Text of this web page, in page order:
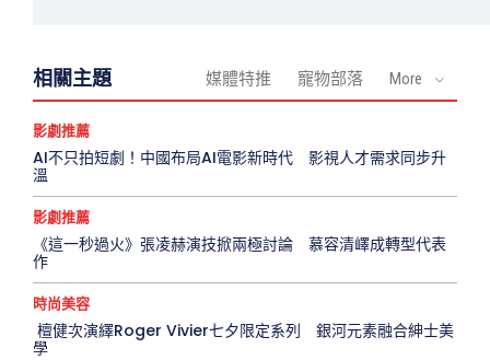
相關主題 媒體特推 寵物部落 More
影劇推薦
AI不只拍短劇！中國布局AI電影新時代 影視人才需求同步升
溫
影劇推薦
《這一秒過火》張凌赫演技掀兩極討論 慕容清嶧成轉型代表
作
時尚美容
檀健次演繹Roger Vivier七夕限定系列 銀河元素融合紳士美
學